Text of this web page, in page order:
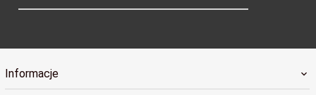
Informacje